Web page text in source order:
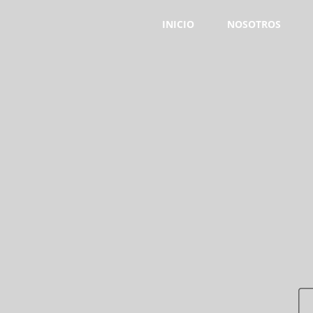
INICIO NOSOTROS